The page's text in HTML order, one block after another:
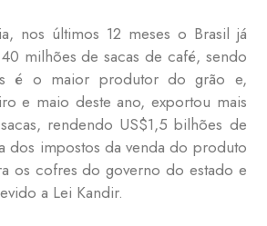
nos últimos 12 meses o Brasil já
milhões de sacas de café, sendo
é o maior produtor do grão e,
e maio deste ano, exportou mais
rendendo US$1,5 bilhões de
dos impostos da venda do produto
os cofres do governo do estado e
a Lei Kandir.